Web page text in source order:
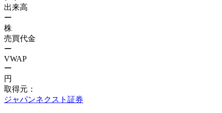
出来高
ー
株
売買代金
ー
VWAP
ー
円
取得元：
ジャパンネクスト証券